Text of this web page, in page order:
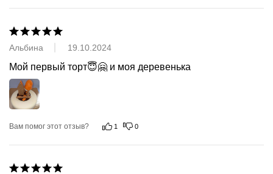
Альбина 19.10.2024
Мой первый торт😇🤗 и моя деревенька
Вам помог этот отзыв? 1 0